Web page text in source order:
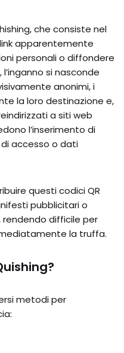
che consiste nel
apparentemente
personali o diffondere
si nasconde
anonimi, i
la loro destinazione e,
a siti web
l’inserimento di
accesso o dati
questi codici QR
pubblicitari o
difficile per
la truffa.
metodi per